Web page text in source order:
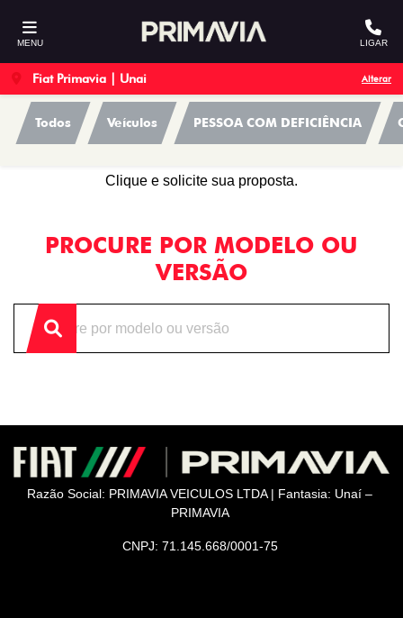
MENU LIGAR
Fiat Primavia | Unai Alterar
Todos Veículos PESSOA COM DEFICIÊNCIA
OFERTAS
Clique e solicite sua proposta.
PROCURE POR MODELO OU
VERSÃO
Razão Social: PRIMAVIA VEICULOS LTDA | Fantasia: Unaí –
PRIMAVIA
CNPJ: 71.145.668/0001-75